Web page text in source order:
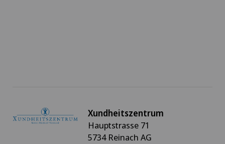
Xundheitszentrum
Hauptstrasse 71
5734 Reinach AG